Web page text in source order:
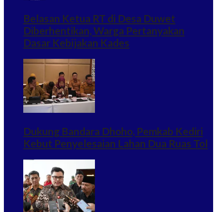
Belasan Ketua RT di Desa Duwet
Diberhentikan, Warga Pertanyakan
Dasar Kebijakan Kades
Dukung Bandara Dhoho, Pemkab Kediri
Kebut Penyelesaian Lahan Dua Ruas Tol